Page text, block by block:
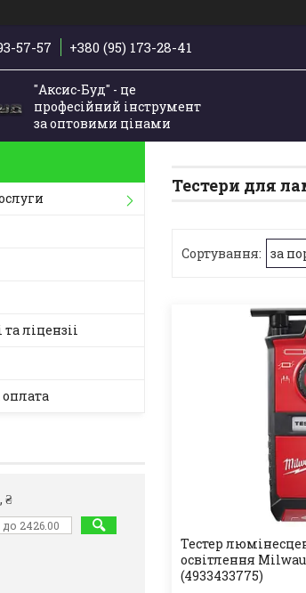
57-57 +380 (95) 173-28-41
"Аксис-Буд" - це
професійний інструмент
за оптовими цінами
Тестери для
Тестер
освітлення
(4933433775)
ліцензіі
оплата
₴